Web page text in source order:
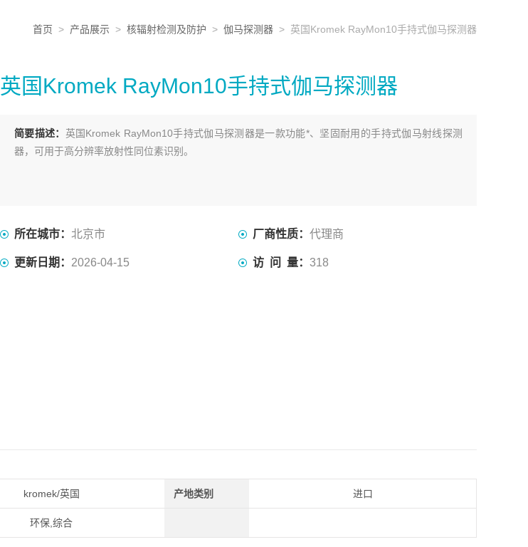
首页 > 产品展示 > 核辐射检测及防护 > 伽马探测器 > 英国Kromek RayMon10手持式伽马探测器
英国Kromek RayMon10手持式伽马探测器
简要描述： 英国Kromek RayMon10手持式伽马探测器是一款功能*、坚固耐用的手持式伽马射线探测
器，可用于高分辨率放射性同位素识别。
所在城市： 北京市 厂商性质： 代理商
更新日期： 2026-04-15 访 问 量： 318
kromek/英国 产地类别 进口
环保,综合